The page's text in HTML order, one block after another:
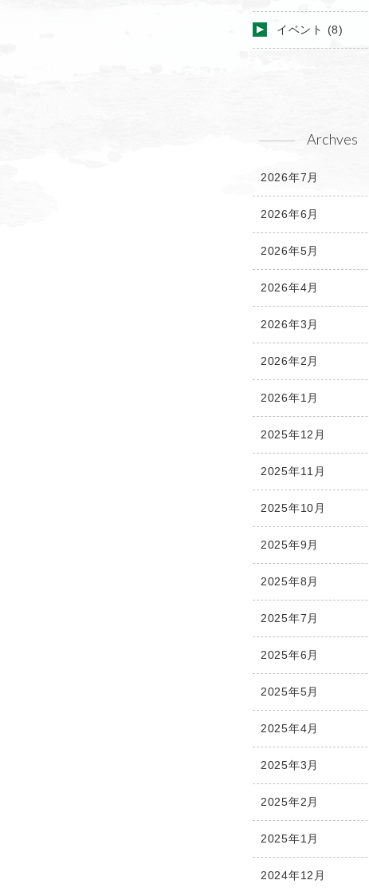
イベント (8)
Archves
2026年7月
2026年6月
2026年5月
2026年4月
2026年3月
2026年2月
2026年1月
2025年12月
2025年11月
2025年10月
2025年9月
2025年8月
2025年7月
2025年6月
2025年5月
2025年4月
2025年3月
2025年2月
2025年1月
2024年12月